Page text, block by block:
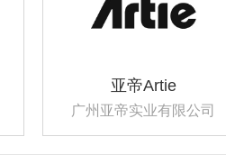
亚帝Artie
广州亚帝实业有限公司